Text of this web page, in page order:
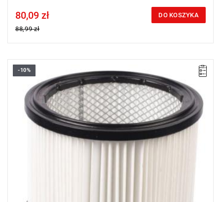
Price tax included
80,09 zł
88,99 zł
DO KOSZYKA
-10%